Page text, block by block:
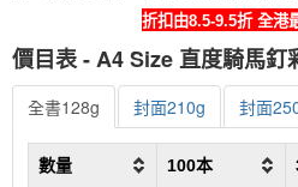
折扣由8.5-9.5折全港
價目表 - A4 Size 直度騎馬釘
全書128g 封面210g 封面
數量 100本